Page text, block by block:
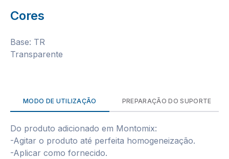
Cores
Base: TR
Transparente
MODO DE UTILIZAÇÃO PREPARAÇÃO DO SUPORTE
Do produto adicionado em Montomix:
-Agitar o produto até perfeita homogeneização.
-Aplicar como fornecido.